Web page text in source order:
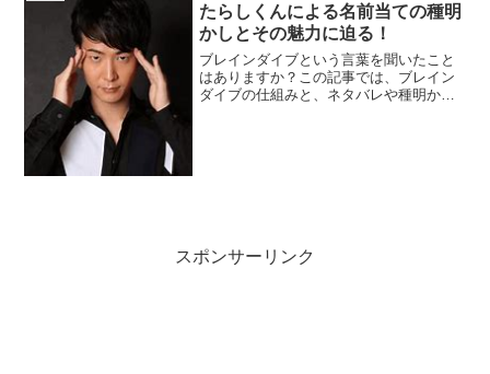
たらしくんによる名前当ての種明
かしとその魅力に迫る！
ブレインダイブという言葉を聞いたこと
はありますか？この記事では、ブレイン
ダイブの仕組みと、ネタバレや種明かし
スポンサーリンク